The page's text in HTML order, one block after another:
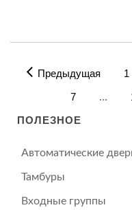
Предыдущая 1
7
...
ПОЛЕЗНОЕ
Автоматические
Тамбуры
Входные группы